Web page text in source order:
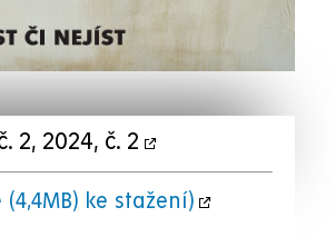
2, 2024, č. 2
(4,4MB) ke stažení)